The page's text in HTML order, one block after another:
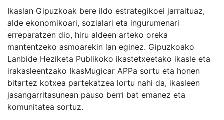
Ikaslan Gipuzkoak bere ildo estrategikoei jarraituaz,
alde ekonomikoari, sozialari eta ingurumenari
erreparatzen dio, hiru aldeen arteko oreka
mantentzeko asmoarekin lan eginez. Gipuzkoako
Lanbide Heziketa Publikoko ikastetxeetako ikasle eta
irakasleentzako IkasMugicar APPa sortu eta honen
bitartez kotxea partekatzea lortu nahi da, ikasleen
jasangarritasunean pauso berri bat emanez eta
komunitatea sortuz.